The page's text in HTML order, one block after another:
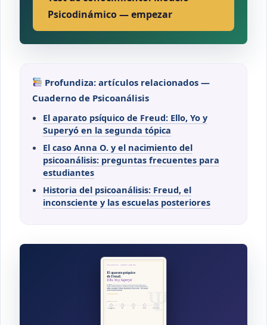
Psicodinámico — empezar
Profundiza: artículos relacionados —
Cuaderno de Psicoanálisis
El aparato psíquico de Freud: Ello, Yo y
Superyó en la segunda tópica
El caso Anna O. y el nacimiento del
psicoanálisis: preguntas frecuentes para
estudiantes
Historia del psicoanálisis: Freud, el
inconsciente y las escuelas posteriores